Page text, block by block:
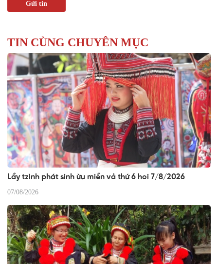
TIN CÙNG CHUYÊN MỤC
Lầy tzình phát sinh ừu miền vả thứ 6 hoi 7/8/2026
07/08/2026